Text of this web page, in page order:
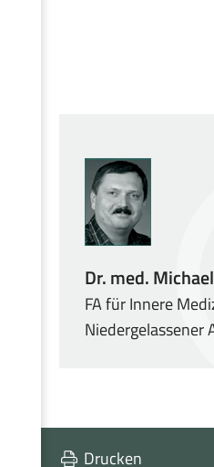
Dr. med.
FA für Innere
Niedergelassener
Drucken